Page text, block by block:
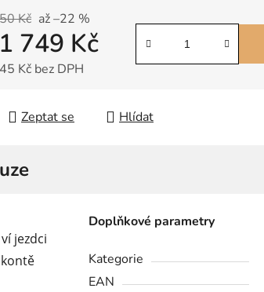
Kč až –22 %
1 749 Kč
Kč bez DPH
Zeptat se Hlídat
jezdci
Doplňkové parametry
Kategorie
EAN